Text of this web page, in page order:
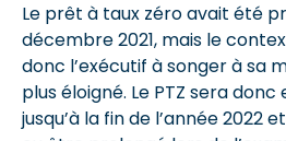
Le prêt à taux zéro avait été
décembre 2021, mais le
donc l’exécutif à songer à sa
plus éloigné. Le PTZ sera
jusqu’à la fin de l’année 2022